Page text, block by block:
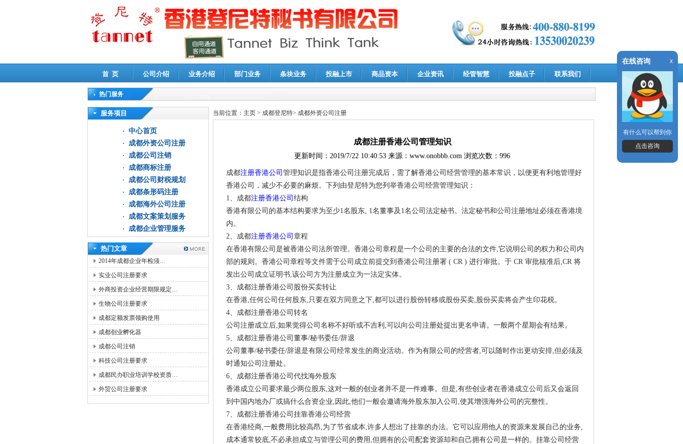
首 页 公司介绍 业务介绍 部门业务 条块业务 投融上市 商品资本 企业资讯 经管智慧 投融点子 联系我们
热门服务
高新技术企业认定审计|企业所得税汇算清缴申报鉴证
服务项目
中心首页
成都外资公司注册
成都公司注销
成都商标注册
成都公司财税规划
成都条形码注册
成都海外公司注册
成都文案策划服务
成都企业管理服务
热门文章
2014年成都企业年检须…
实业公司注册要求
外商投资企业经营期限规定…
生物公司注册要求
成都定额发票领购使用
成都创业孵化器
成都公司注销
科技公司注册要求
成都民办职业培训学校资质…
外贸公司注册要求
当前位置： 主页 > 成都登尼特> 成都外资公司注册
成都注册香港公司管理知识
更新时间： 2019/7/22 10:40:53 来源： www.onobbb.com 浏览次数：996
成都注册香港公司 管理知识是指香港公司注册完成后，需了解香港公司经营管理的基本常识，以便更有利地管理好
香港公司，减少不必要的麻烦。下列由登尼特为您列举香港公司经营管理知识：
1、成都注册香港公司 结构
香港有限公司的基本结构要求为至少1名股东, 1名董事及1名公司法定秘书。法定秘书和公司注册地址必须在香港境
内。
2、成都注册香港公司 章程
在香港有限公司是被香港公司法所管理。香港公司章程是一个公司的主要的合法的文件,它说明公司的权力和公司内
部的规则。香港公司章程等文件需于公司成立前提交到香港公司注册署 ( CR ) 进行审批。于 CR 审批核准后,CR 将
发出公司成立证明书,该公司方为注册成立为一法定实体。
3、成都注册香港公司股份买卖转让
在香港,任何公司任何股东,只要在双方同意之下,都可以进行股份转移或股份买卖,股份买卖将会产生印花税。
4、成都注册香港公司转名
公司注册成立后,如果觉得公司名称不好听或不吉利,可以向公司注册处提出更名申请。一般两个星期会有结果。
5、成都注册香港公司董事/秘书委任/辞退
公司董事/秘书委任/辞退是有限公司经常发生的商业活动。作为有限公司的经营者,可以随时作出更动安排,但必须及
时通知公司注册处。
6、成都注册香港公司代找海外股东
香港成立公司要求最少两位股东,这对一般的创业者并不是一件难事。但是,有些创业者在香港成立公司后又会返回
到中国内地办厂或搞什么合资企业,因此,他们一般会邀请海外股东加入公司,使其增强海外公司的完整性。
7、成都注册香港公司挂靠香港公司经营
在香港经商,一般费用比较高昂,为了节省成本,许多人想出了挂靠的办法。它可以应用他人的资源来发展自己的业务,
成本通常较底,不必承担成立与管理公司的费用,但拥有的公司配套资源却和自己拥有公司是一样的。挂靠公司经营
在线咨询 x
有什么可以帮到你
点击咨询